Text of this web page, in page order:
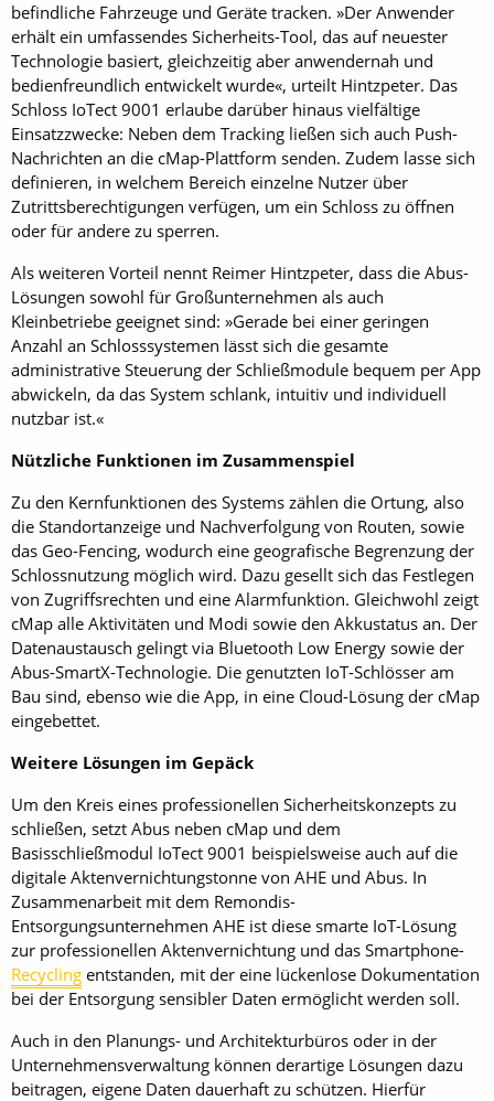
befindliche Fahrzeuge und Geräte tracken. »Der Anwender
erhält ein umfassendes Sicherheits-Tool, das auf neuester
Technologie basiert, gleichzeitig aber anwendernah und
bedienfreundlich entwickelt wurde«, urteilt Hintzpeter. Das
Schloss IoTect 9001 erlaube darüber hinaus vielfältige
Einsatzzwecke: Neben dem Tracking ließen sich auch Push-
Nachrichten an die cMap-Plattform senden. Zudem lasse sich
definieren, in welchem Bereich einzelne Nutzer über
Zutrittsberechtigungen verfügen, um ein Schloss zu öffnen
oder für andere zu sperren.
Als weiteren Vorteil nennt Reimer Hintzpeter, dass die Abus-
Lösungen sowohl für Großunternehmen als auch
Kleinbetriebe geeignet sind: »Gerade bei einer geringen
Anzahl an Schlosssystemen lässt sich die gesamte
administrative Steuerung der Schließmodule bequem per App
abwickeln, da das System schlank, intuitiv und individuell
nutzbar ist.«
Nützliche Funktionen im Zusammenspiel
Zu den Kernfunktionen des Systems zählen die Ortung, also
die Standortanzeige und Nachverfolgung von Routen, sowie
das Geo-Fencing, wodurch eine geografische Begrenzung der
Schlossnutzung möglich wird. Dazu gesellt sich das Festlegen
von Zugriffsrechten und eine Alarmfunktion. Gleichwohl zeigt
cMap alle Aktivitäten und Modi sowie den Akkustatus an. Der
Datenaustausch gelingt via Bluetooth Low Energy sowie der
Abus-SmartX-Technologie. Die genutzten IoT-Schlösser am
Bau sind, ebenso wie die App, in eine Cloud-Lösung der cMap
eingebettet.
Weitere Lösungen im Gepäck
Um den Kreis eines professionellen Sicherheitskonzepts zu
schließen, setzt Abus neben cMap und dem
Basisschließmodul IoTect 9001 beispielsweise auch auf die
digitale Aktenvernichtungstonne von AHE und Abus. In
Zusammenarbeit mit dem Remondis-
Entsorgungsunternehmen AHE ist diese smarte IoT-Lösung
zur professionellen Aktenvernichtung und das Smartphone-
Recycling entstanden, mit der eine lückenlose Dokumentation
bei der Entsorgung sensibler Daten ermöglicht werden soll.
Auch in den Planungs- und Architekturbüros oder in der
Unternehmensverwaltung können derartige Lösungen dazu
beitragen, eigene Daten dauerhaft zu schützen. Hierfür